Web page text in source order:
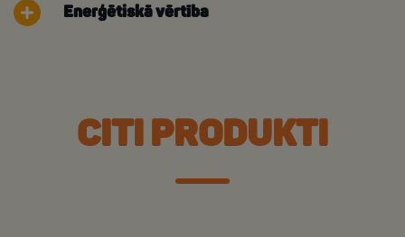
Enerģētiskā vērtība
CITI PRODUKTI